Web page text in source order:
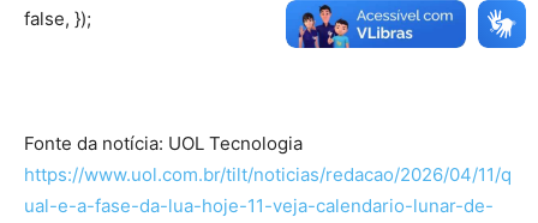
false, });
Fonte da notícia: UOL Tecnologia
https://www.uol.com.br/tilt/noticias/redacao/2026/04/11/q
ual-e-a-fase-da-lua-hoje-11-veja-calendario-lunar-de-